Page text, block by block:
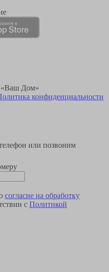
«Ваш Дом»
конфиденциальности
или позвоним
согласие на обработку
с Политикой